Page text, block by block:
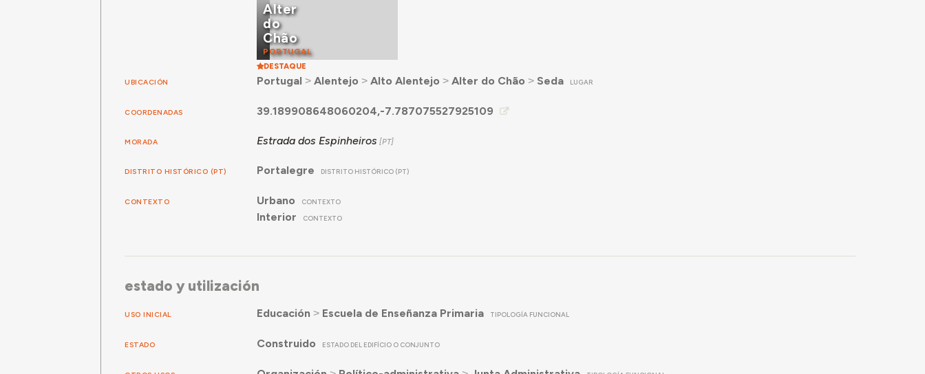
Alter
do
Chão
PORTUGAL
DESTAQUE
UBICACIÓN Portugal ˃ Alentejo ˃ Alto Alentejo ˃ Alter do Chão ˃ Seda LUGAR
COORDENADAS 39.189908648060204,-7.787075527925109
MORADA Estrada dos Espinheiros
DISTRITO HISTÓRICO (PT) Portalegre DISTRITO HISTÓRICO (PT)
CONTEXTO Urbano CONTEXTO
Interior CONTEXTO
estado y utilización
USO INICIAL Educación ˃ Escuela de Enseñanza Primaria TIPOLOGÍA FUNCIONAL
ESTADO Construido ESTADO DEL EDIFÍCIO O CONJUNTO